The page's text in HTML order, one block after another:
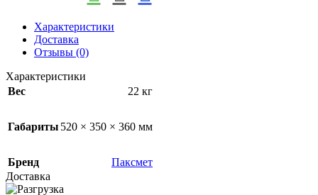
Характеристики
Доставка
Отзывы (0)
Характеристики
Вес
22 кг
Габариты 520 × 350 × 360 мм
Бренд
Паксмет
Доставка